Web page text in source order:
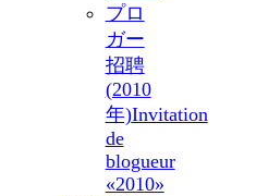
プロ
ガー
招聘
(2010
年)Invitation
de
blogueur
«2010»